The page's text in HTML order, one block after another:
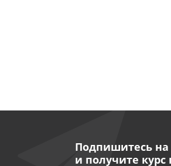
Подпишитесь на
и получите курс